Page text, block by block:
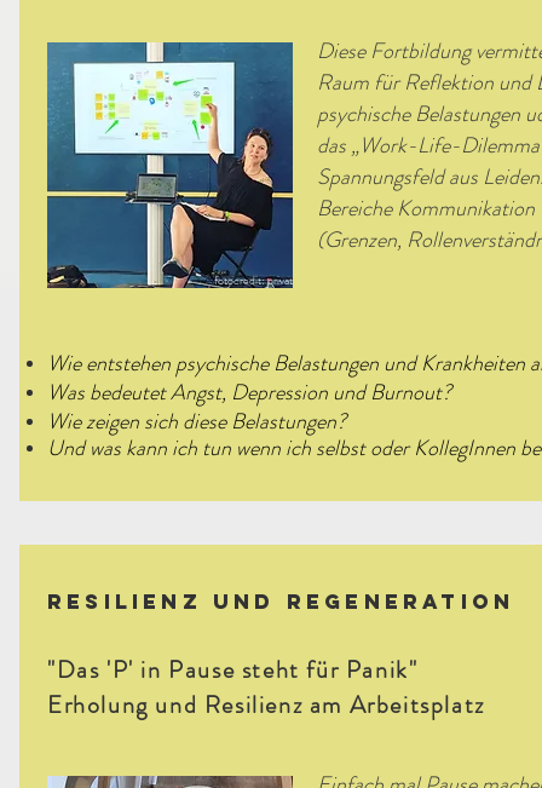
fotocredit: privat
Diese Fortbildung
Raum für Reflektion und
psychische Belastungen
das „Work-Life-
Spannungsfeld aus
Bereiche
(Grenzen,
Wie entstehen psychische Belastungen und Krankheiten
Was bedeutet Angst, Depression und Burnout?
Wie zeigen sich diese Belastungen?
Und was kann ich tun wenn ich selbst oder KollegInnen
Resilienz und Regeneration
"Das 'P' in Pause steht für Panik"
Erholung und Resilienz am Arbeitsplatz